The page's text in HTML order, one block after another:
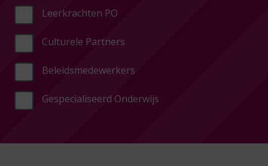
Leerkrachten PO
Culturele Partners
Beleidsmedewerkers
Gespecialiseerd Onderwijs